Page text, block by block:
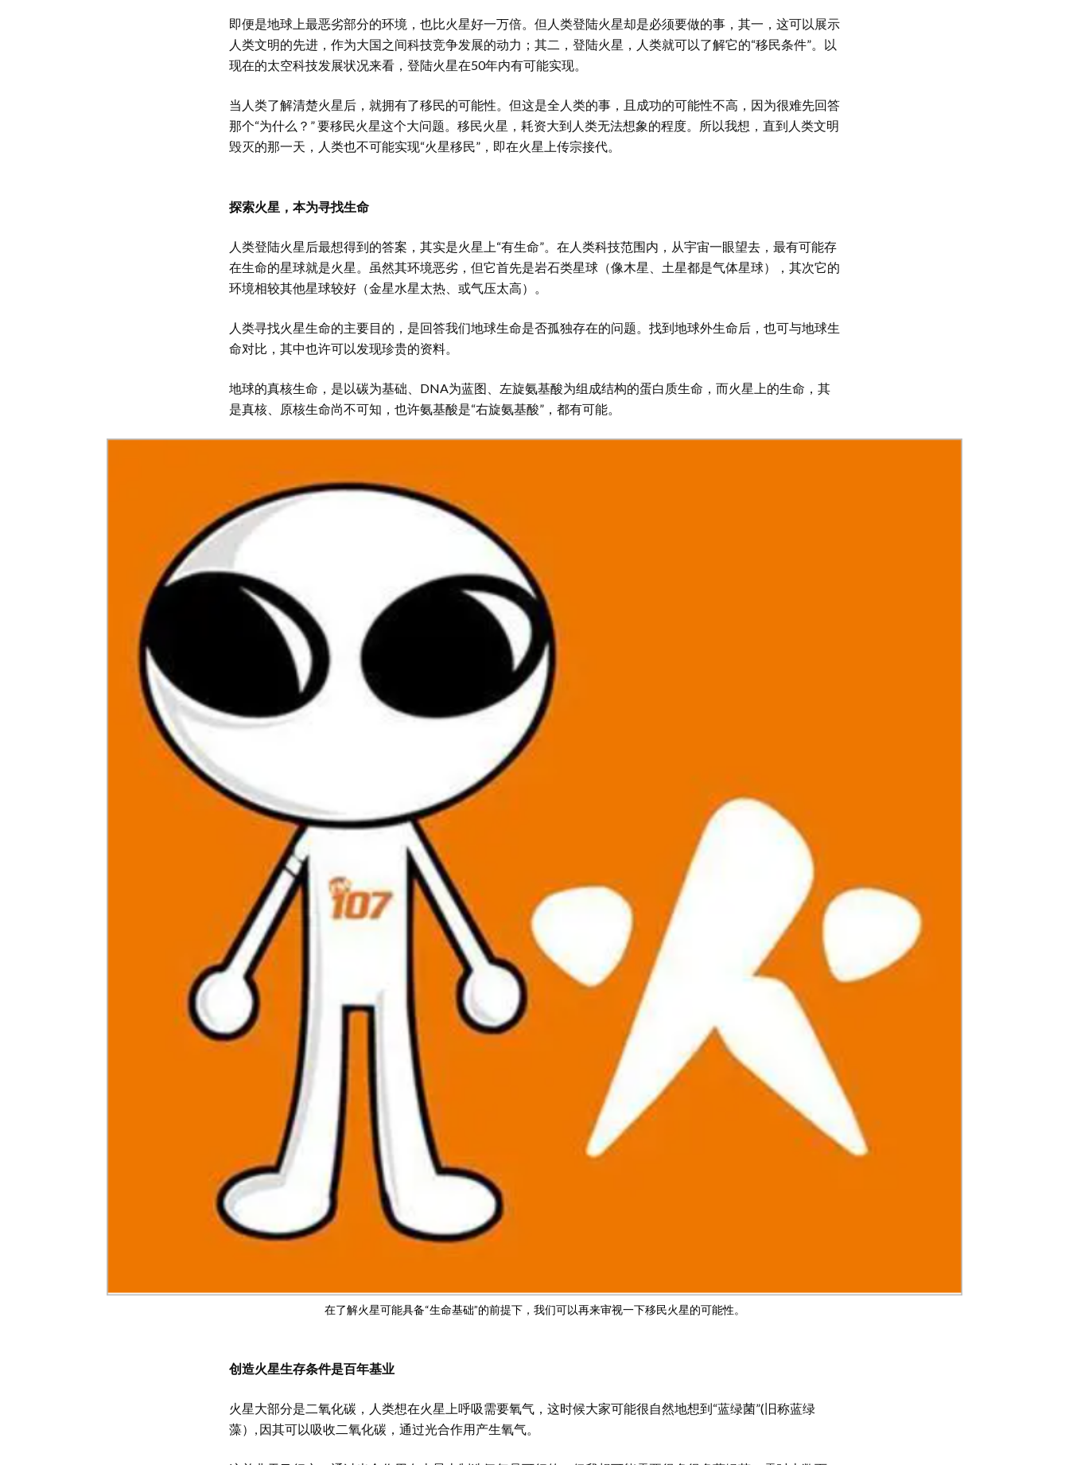
即便是地球上最恶劣部分的环境，也比火星好一万倍。但人类登陆火星却是必须要做的事，其一，这可以展示
人类文明的先进，作为大国之间科技竞争发展的动力；其二，登陆火星，人类就可以了解它的“移民条件”。以
现在的太空科技发展状况来看，登陆火星在50年内有可能实现。
当人类了解清楚火星后，就拥有了移民的可能性。但这是全人类的事，且成功的可能性不高，因为很难先回答
那个“为什么？” 要移民火星这个大问题。移民火星，耗资大到人类无法想象的程度。所以我想，直到人类文明
毁灭的那一天，人类也不可能实现“火星移民”，即在火星上传宗接代。
探索火星，本为寻找生命
人类登陆火星后最想得到的答案，其实是火星上“有生命”。在人类科技范围内，从宇宙一眼望去，最有可能存
在生命的星球就是火星。虽然其环境恶劣，但它首先是岩石类星球（像木星、土星都是气体星球），其次它的
环境相较其他星球较好（金星水星太热、或气压太高）。
人类寻找火星生命的主要目的，是回答我们地球生命是否孤独存在的问题。找到地球外生命后，也可与地球生
命对比，其中也许可以发现珍贵的资料。
地球的真核生命，是以碳为基础、DNA为蓝图、左旋氨基酸为组成结构的蛋白质生命，而火星上的生命，其
是真核、原核生命尚不可知，也许氨基酸是“右旋氨基酸”，都有可能。
在了解火星可能具备“生命基础”的前提下，我们可以再来审视一下移民火星的可能性。
创造火星生存条件是百年基业
火星大部分是二氧化碳，人类想在火星上呼吸需要氧气，这时候大家可能很自然地想到“蓝绿菌”(旧称蓝绿
藻）, 因其可以吸收二氧化碳，通过光合作用产生氧气。